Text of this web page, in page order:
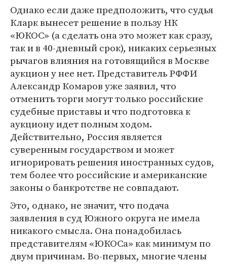
Однако если даже предположить, что судья
Кларк вынесет решение в пользу НК
«ЮКОС» (а сделать она это может как сразу,
так и в 40-дневный срок), никаких серьезных
рычагов влияния на готовящийся в Москве
аукцион у нее нет. Представитель РФФИ
Александр Комаров уже заявил, что
отменить торги могут только российские
судебные приставы и что подготовка к
аукциону идет полным ходом.
Действительно, Россия является
суверенным государством и может
игнорировать решения иностранных судов,
тем более что российские и американские
законы о банкротстве не совпадают.
Это, однако, не значит, что подача
заявления в суд Южного округа не имела
никакого смысла. Она понадобилась
представителям «ЮКОСа» как минимум по
двум причинам. Во-первых, многие члены